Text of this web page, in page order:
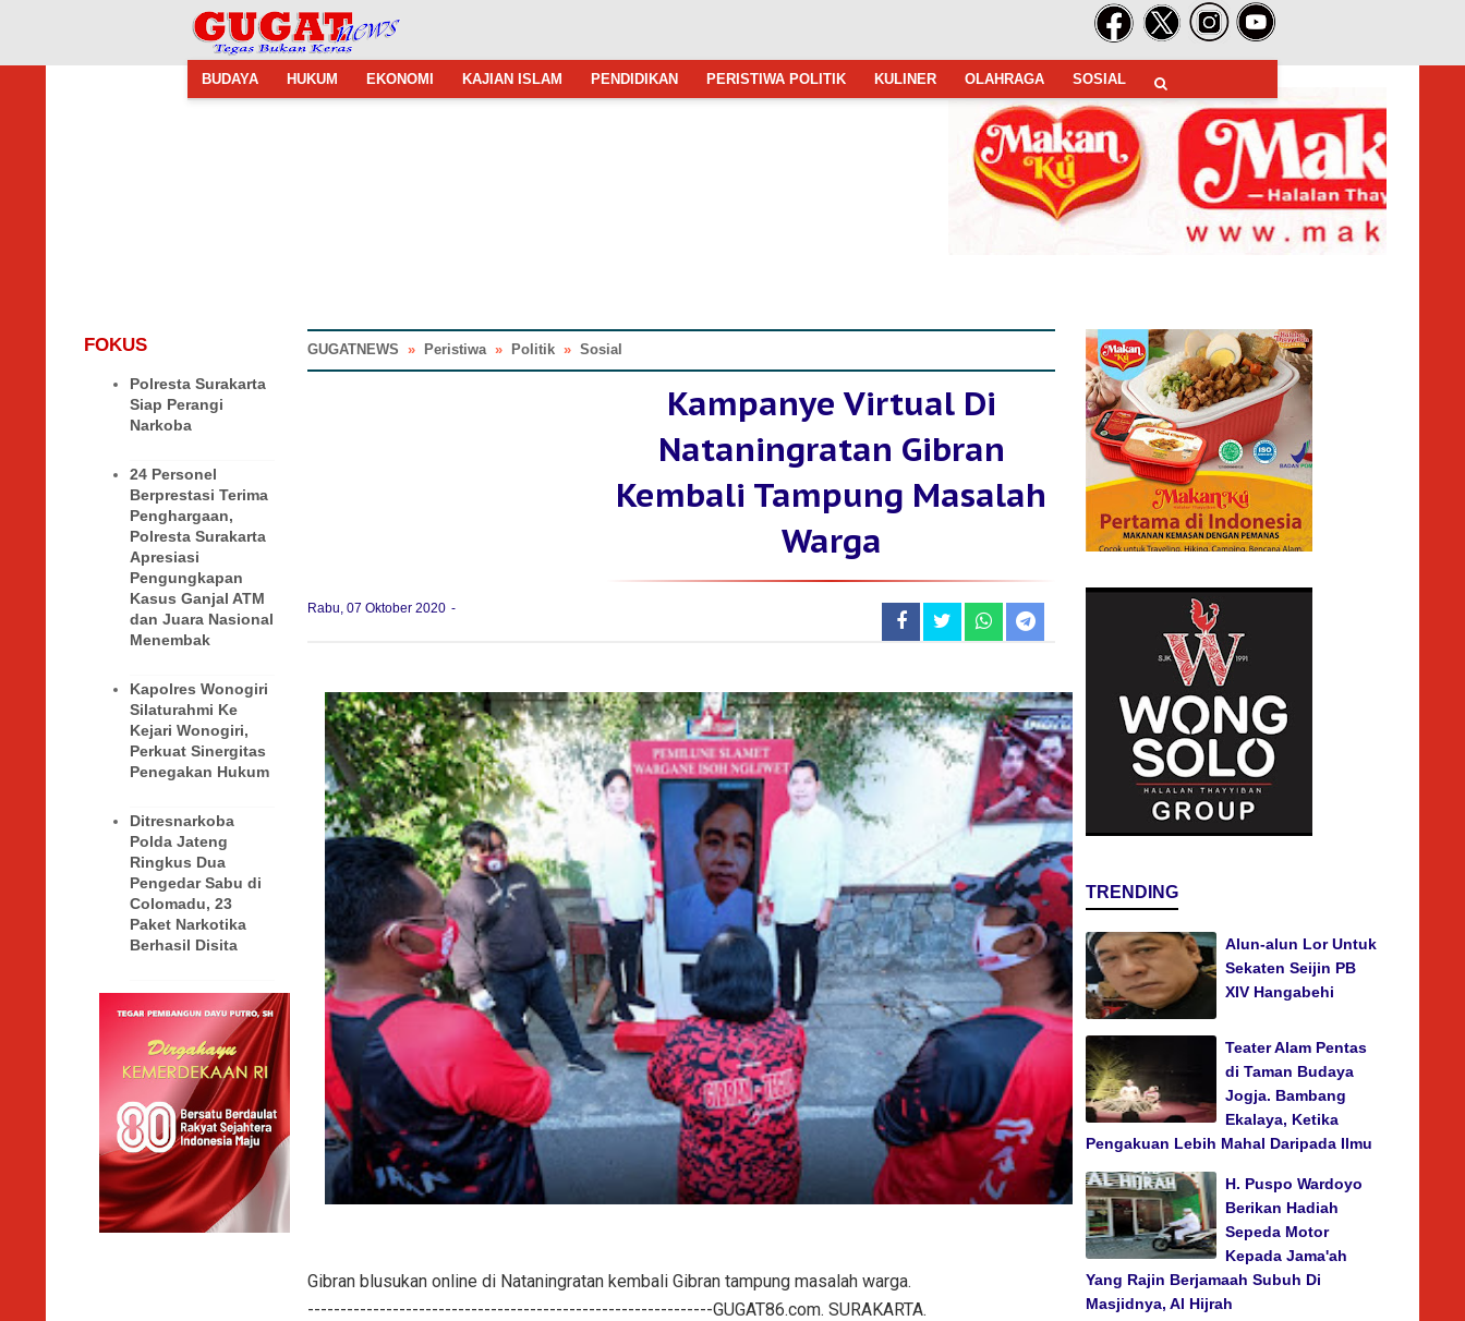
BUDAYA HUKUM EKONOMI KAJIAN ISLAM PENDIDIKAN PERISTIWA POLITIK KULINER OLAHRAGA SOSIAL
FOKUS
Polresta Surakarta
Siap Perangi
Narkoba
24 Personel
Berprestasi Terima
Penghargaan,
Polresta Surakarta
Apresiasi
Pengungkapan
Kasus Ganjal ATM
dan Juara Nasional
Menembak
Kapolres Wonogiri
Silaturahmi Ke
Kejari Wonogiri,
Perkuat Sinergitas
Penegakan Hukum
Ditresnarkoba
Polda Jateng
Ringkus Dua
Pengedar Sabu di
Colomadu, 23
Paket Narkotika
Berhasil Disita
GUGATNEWS » Peristiwa » Politik » Sosial
Kampanye Virtual Di
Nataningratan Gibran
Kembali Tampung Masalah
Warga
Rabu, 07 Oktober 2020
Gibran blusukan online di Nataningratan kembali Gibran tampung masalah warga.
--------------------------------------------------------------GUGAT86.com. SURAKARTA.
TRENDING
Alun-alun Lor Untuk
Sekaten Seijin PB
XIV Hangabehi
Teater Alam Pentas
di Taman Budaya
Jogja. Bambang
Ekalaya, Ketika
Pengakuan Lebih Mahal Daripada Ilmu
H. Puspo Wardoyo
Berikan Hadiah
Sepeda Motor
Kepada Jama'ah
Yang Rajin Berjamaah Subuh Di
Masjidnya, Al Hijrah